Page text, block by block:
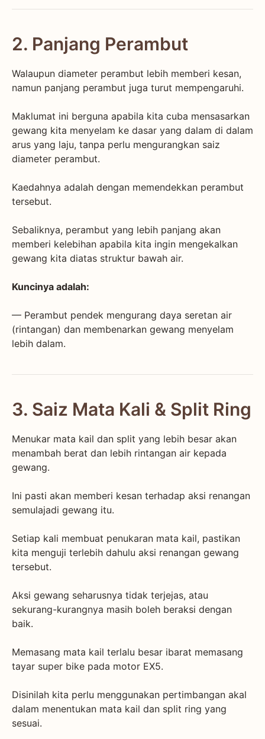
2. Panjang Perambut
Walaupun diameter perambut lebih memberi kesan,
namun panjang perambut juga turut mempengaruhi.
Maklumat ini berguna apabila kita cuba mensasarkan
gewang kita menyelam ke dasar yang dalam di dalam
arus yang laju, tanpa perlu mengurangkan saiz
diameter perambut.
Kaedahnya adalah dengan memendekkan perambut
tersebut.
Sebaliknya, perambut yang lebih panjang akan
memberi kelebihan apabila kita ingin mengekalkan
gewang kita diatas struktur bawah air.
Kuncinya adalah:
— Perambut pendek mengurang daya seretan air
(rintangan) dan membenarkan gewang menyelam
lebih dalam.
3. Saiz Mata Kali & Split Ring
Menukar mata kail dan split yang lebih besar akan
menambah berat dan lebih rintangan air kepada
gewang.
Ini pasti akan memberi kesan terhadap aksi renangan
semulajadi gewang itu.
Setiap kali membuat penukaran mata kail, pastikan
kita menguji terlebih dahulu aksi renangan gewang
tersebut.
Aksi gewang seharusnya tidak terjejas, atau
sekurang-kurangnya masih boleh beraksi dengan
baik.
Memasang mata kail terlalu besar ibarat memasang
tayar super bike pada motor EX5.
Disinilah kita perlu menggunakan pertimbangan akal
dalam menentukan mata kail dan split ring yang
sesuai.